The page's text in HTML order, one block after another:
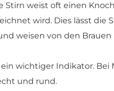
Stirn weist oft einen
wird. Dies lässt die
weisen von den Brauen
wichtiger Indikator. Bei
und rund.